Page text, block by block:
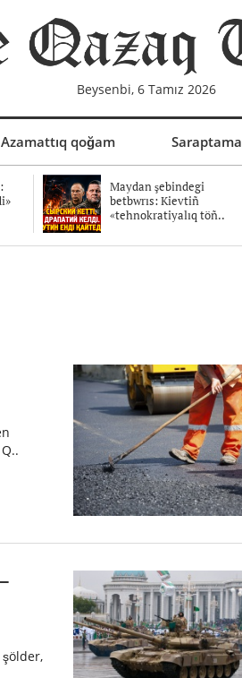
Beysenbi, 6 Tamız 2026
Azamattıq qoğam Saraptama
Maydan şebindegi
betbwrıs: Kievtiñ
«tehnokratiyalıq töñ..
şölder,